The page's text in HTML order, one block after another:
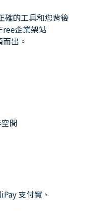
確的工具和您背後
企業架站
出。
間
支付寶、